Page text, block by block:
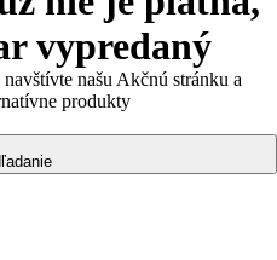
vypredaný
našu Akčnú stránku a
produkty